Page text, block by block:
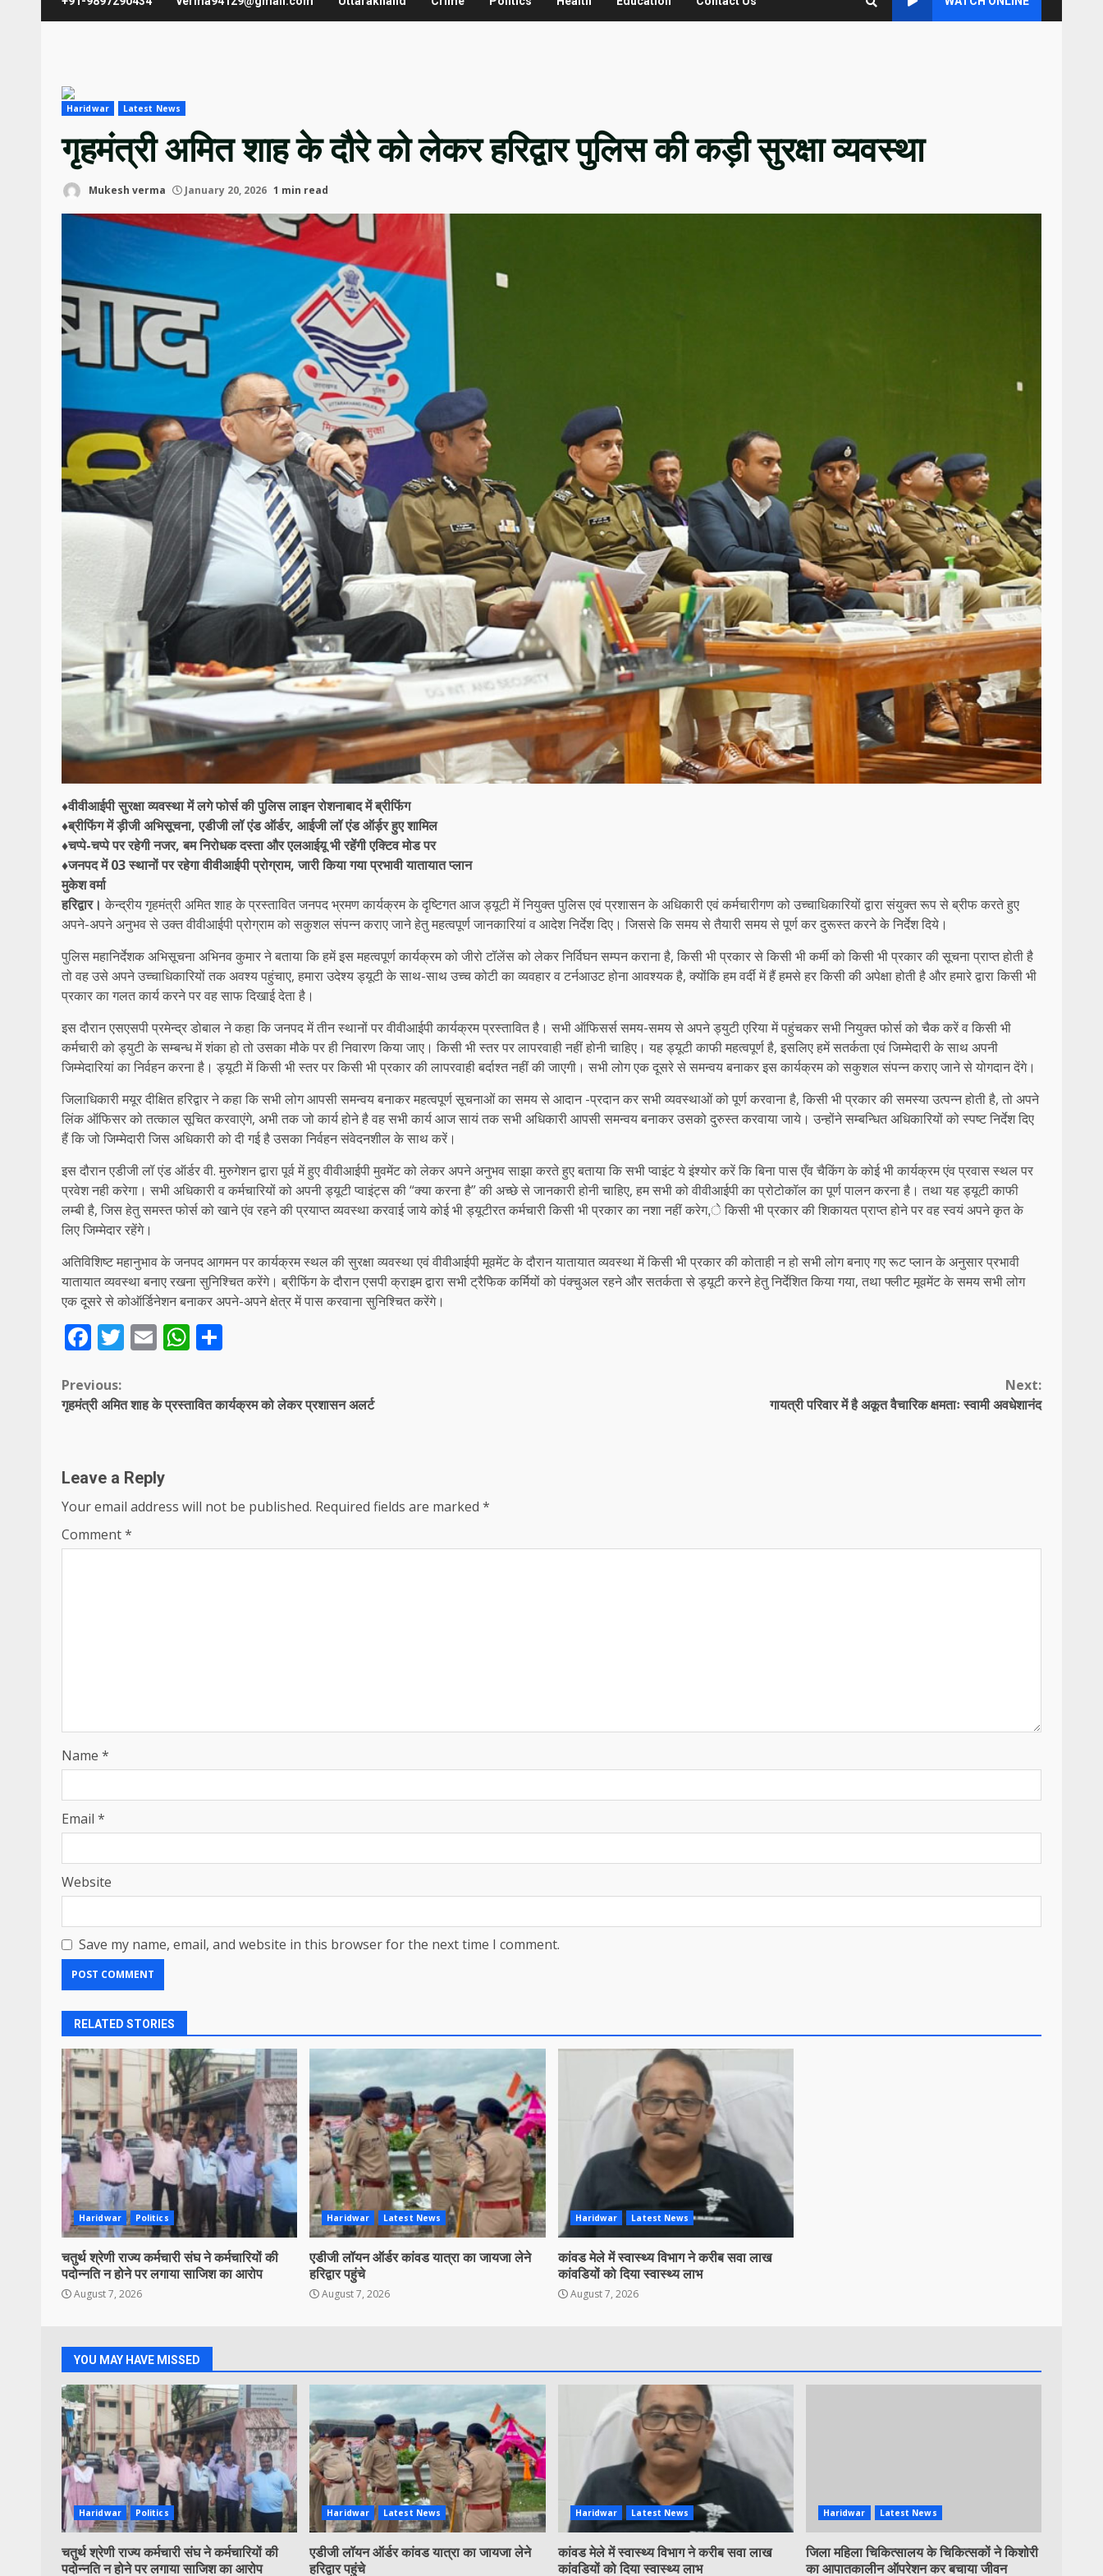
Haridwar Latest News
गृहमंत्री अमित शाह के दौरे को लेकर हरिद्वार पुलिस की कड़ी सुरक्षा व्यवस्था
Mukesh verma January 20, 2026 1 min read
♦वीवीआईपी सुरक्षा व्यवस्था में लगे फोर्स की पुलिस लाइन रोशनाबाद में ब्रीफिंग
♦ब्रीफिंग में ड़ीजी अभिसूचना, एडीजी लॉ एंड ऑर्डर, आईजी लॉ एंड ऑर्ड़र हुए शामिल
♦चप्पे-चप्पे पर रहेगी नजर, बम निरोधक दस्ता और एलआईयू भी रहेंगी एक्टिव मोड पर
♦जनपद में 03 स्थानों पर रहेगा वीवीआईपी प्रोग्राम, जारी किया गया प्रभावी यातायात प्लान
मुकेश वर्मा
हरिद्वार। केन्द्रीय गृहमंत्री अमित शाह के प्रस्तावित जनपद भ्रमण कार्यक्रम के दृष्टिगत आज ड्यूटी में नियुक्त पुलिस एवं प्रशासन के अधिकारी एवं कर्मचारीगण को उच्चाधिकारियों द्वारा संयुक्त रूप से ब्रीफ करते हुए
अपने-अपने अनुभव से उक्त वीवीआईपी प्रोग्राम को सकुशल संपन्न कराए जाने हेतु महत्वपूर्ण जानकारियां व आदेश निर्देश दिए। जिससे कि समय से तैयारी समय से पूर्ण कर दुरूस्त करने के निर्देश दिये।
पुलिस महानिर्देशक अभिसूचना अभिनव कुमार ने बताया कि हमें इस महत्वपूर्ण कार्यक्रम को जीरो टॉलेंस को लेकर निर्विघन सम्पन कराना है, किसी भी प्रकार से किसी भी कर्मी को किसी भी प्रकार की सूचना प्राप्त होती है
तो वह उसे अपने उच्चाधिकारियों तक अवश्य पहुंचाए, हमारा उदेश्य ड्यूटी के साथ-साथ उच्च कोटी का व्यवहार व टर्नआउट होना आवश्यक है, क्योंकि हम वर्दी में हैं हमसे हर किसी की अपेक्षा होती है और हमारे द्वारा किसी भी
प्रकार का गलत कार्य करने पर वह साफ दिखाई देता है।
इस दौरान एसएसपी प्रमेन्द्र डोबाल ने कहा कि जनपद में तीन स्थानों पर वीवीआईपी कार्यक्रम प्रस्तावित है। सभी ऑफिसर्स समय-समय से अपने ड्युटी एरिया में पहुंचकर सभी नियुक्त फोर्स को चैक करें व किसी भी
कर्मचारी को ड्युटी के सम्बन्ध में शंका हो तो उसका मौके पर ही निवारण किया जाए। किसी भी स्तर पर लापरवाही नहीं होनी चाहिए। यह ड्यूटी काफी महत्वपूर्ण है, इसलिए हमें सतर्कता एवं जिम्मेदारी के साथ अपनी
जिम्मेदारियां का निर्वहन करना है। ड्यूटी में किसी भी स्तर पर किसी भी प्रकार की लापरवाही बर्दाश्त नहीं की जाएगी। सभी लोग एक दूसरे से समन्वय बनाकर इस कार्यक्रम को सकुशल संपन्न कराए जाने से योगदान देंगे।
जिलाधिकारी मयूर दीक्षित हरिद्वार ने कहा कि सभी लोग आपसी समन्वय बनाकर महत्वपूर्ण सूचनाओं का समय से आदान -प्रदान कर सभी व्यवस्थाओं को पूर्ण करवाना है, किसी भी प्रकार की समस्या उत्पन्न होती है, तो अपने
लिंक ऑफिसर को तत्काल सूचित करवाएंगे, अभी तक जो कार्य होने है वह सभी कार्य आज सायं तक सभी अधिकारी आपसी समन्वय बनाकर उसको दुरुस्त करवाया जाये। उन्होंने सम्बन्धित अधिकारियों को स्पष्ट निर्देश दिए
हैं कि जो जिम्मेदारी जिस अधिकारी को दी गई है उसका निर्वहन संवेदनशील के साथ करें।
इस दौरान एडीजी लॉ एंड ऑर्डर वी. मुरुगेशन द्वारा पूर्व में हुए वीवीआईपी मुवमेंट को लेकर अपने अनुभव साझा करते हुए बताया कि सभी प्वाइंट ये इंश्योर करें कि बिना पास एँव चैकिंग के कोई भी कार्यक्रम एंव प्रवास स्थल पर
प्रवेश नही करेगा। सभी अधिकारी व कर्मचारियों को अपनी ड्यूटी प्वाइंट्स की “क्या करना है” की अच्छे से जानकारी होनी चाहिए, हम सभी को वीवीआईपी का प्रोटोकॉल का पूर्ण पालन करना है। तथा यह ड्यूटी काफी
लम्बी है, जिस हेतु समस्त फोर्स को खाने एंव रहने की प्रयाप्त व्यवस्था करवाई जाये कोई भी ड्यूटीरत कर्मचारी किसी भी प्रकार का नशा नहीं करेग,े किसी भी प्रकार की शिकायत प्राप्त होने पर वह स्वयं अपने कृत के
लिए जिम्मेदार रहेंगे।
अतिविशिष्ट महानुभाव के जनपद आगमन पर कार्यक्रम स्थल की सुरक्षा व्यवस्था एवं वीवीआईपी मूवमेंट के दौरान यातायात व्यवस्था में किसी भी प्रकार की कोताही न हो सभी लोग बनाए गए रूट प्लान के अनुसार प्रभावी
यातायात व्यवस्था बनाए रखना सुनिश्चित करेंगे। ब्रीफिंग के दौरान एसपी क्राइम द्वारा सभी ट्रैफिक कर्मियों को पंक्चुअल रहने और सतर्कता से ड्यूटी करने हेतु निर्देशित किया गया, तथा फ्लीट मूवमेंट के समय सभी लोग
एक दूसरे से कोऑर्डिनेशन बनाकर अपने-अपने क्षेत्र में पास करवाना सुनिश्चित करेंगे।
Facebook
Twitter
EmailWhatsApp
Continue
Reading
Previous:
गृहमंत्री अमित शाह के प्रस्तावित कार्यक्रम को लेकर प्रशासन अलर्ट
Next:
गायत्री परिवार में है अकूत वैचारिक क्षमताः स्वामी अवधेशानंद
Leave a Reply
Your email address will not be published. Required fields are marked *
Comment*
Name *
Email *
Website
Save my name, email, and website in this browser for the next time I comment.
RELATED STORIES
Haridwar Politics
चतुर्थ श्रेणी राज्य कर्मचारी संघ ने कर्मचारियों की
पदोन्नति न होने पर लगाया साजिश का आरोप
August 7, 2026
Haridwar Latest News
एडीजी लॉयन ऑर्डर कांवड यात्रा का जायजा लेने
हरिद्वार पहुंचे
August 7, 2026
Haridwar Latest News
कांवड मेले में स्वास्थ्य विभाग ने करीब सवा लाख
कांवडियों को दिया स्वास्थ्य लाभ
August 7, 2026
YOU MAY HAVE MISSED
Haridwar Politics
चतुर्थ श्रेणी राज्य कर्मचारी संघ ने कर्मचारियों की
पदोन्नति न होने पर लगाया साजिश का आरोप
Haridwar Latest News
एडीजी लॉयन ऑर्डर कांवड यात्रा का जायजा लेने
हरिद्वार पहुंचे
Haridwar Latest News
कांवड मेले में स्वास्थ्य विभाग ने करीब सवा लाख
कांवडियों को दिया स्वास्थ्य लाभ
Haridwar Latest News
जिला महिला चिकित्सालय के चिकित्सकों ने किशोरी
का आपातकालीन ऑपरेशन कर बचाया जीवन